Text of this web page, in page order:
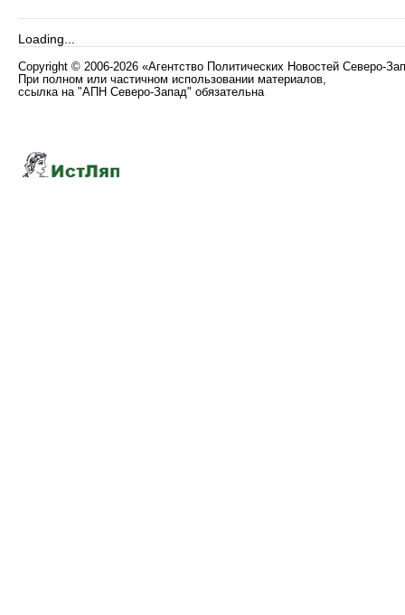
Loading...
Copyright © 2006-2026 «Агентство Политических Новостей Северо-
При полном или частичном использовании материалов,
ссылка на "АПН Северо-Запад" обязательна